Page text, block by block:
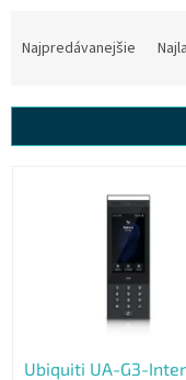
i
Najpredávanejšie
Ubiquiti UA-G3-